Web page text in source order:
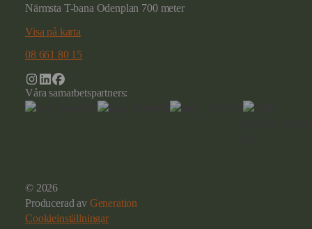
Närmsta T-bana Odenplan 700 meter
Visa på karta
08 661 80 15
Våra samarbetspartners:
© 2026
Producerad av Generation
Cookieinställningar